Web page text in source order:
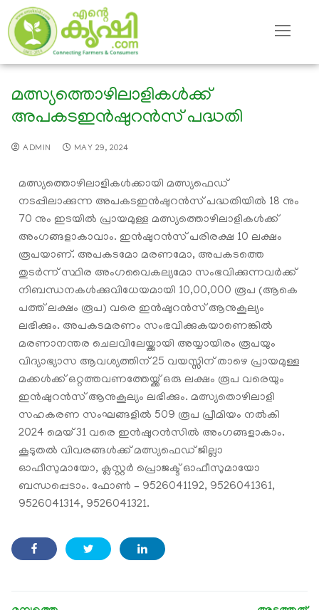
മത്സ്യത്തൊഴിലാളികള്‍ക്ക്
അപകടഇന്‍ഷുറന്‍സ് പദ്ധതി
ADMIN MAY 29, 2024
മത്സ്യത്തൊഴിലാളികള്‍ക്കായി മത്സ്യഫെഡ്
നടപ്പിലാക്കുന്ന അപകടഇന്‍ഷുറന്‍സ് പദ്ധതിയില്‍ 18 നും
70 നും ഇടയില്‍ പ്രായമുള്ള മത്സ്യത്തൊഴിലാളികള്‍ക്ക്
അംഗങ്ങളാകാവാം. ഇന്‍ഷുറന്‍സ് പരിരക്ഷ 10 ലക്ഷം
രൂപയാണ്. അപകടമോ മരണമോ, അപകടത്തെ
തുടര്‍ന്ന് സ്ഥിര അംഗവൈകല്യമോ സംഭവിക്കുന്നവര്‍ക്ക്
നിബന്ധനകള്‍ക്കുവിധേയമായി 10,00,000 രൂപ (ആകെ
പത്ത് ലക്ഷം രൂപ) വരെ ഇന്‍ഷുറന്‍സ് ആനുകൂല്യം
ലഭിക്കും. അപകടമരണം സംഭവിക്കുകയാണെങ്കില്‍
മരണാനന്തര ചെലവിലേയ്ക്കായി അയ്യായിരം രൂപയും
വിദ്യാഭ്യാസ ആവശ്യത്തിന് 25 വയസ്സിന് താഴെ പ്രായമുള്ള
മക്കള്‍ക്ക് ഒറ്റത്തവണത്തേയ്ക്ക് ഒരു ലക്ഷം രൂപ വരെയും
ഇന്‍ഷുറന്‍സ് ആനുകൂല്യം ലഭിക്കും. മത്സ്യതൊഴിലാളി
സഹകരണ സംഘങ്ങളില്‍ 509 രൂപ പ്രീമിയം നല്‍കി
2024 മെയ് 31 വരെ ഇന്‍ഷുറന്‍സില്‍ അംഗങ്ങളാകാം.
കൂടുതല്‍ വിവരങ്ങള്‍ക്ക് മത്സ്യഫെഡ് ജില്ലാ
ഓഫീസുമായോ, ക്ലസ്റ്റര്‍ പ്രൊജക്ട് ഓഫീസുമായോ
ബന്ധപ്പെടാം. ഫോൺ – 9526041192, 9526041361,
9526041314, 9526041321.